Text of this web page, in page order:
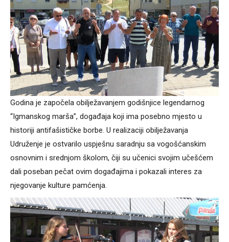
Godina je započela obilježavanjem godišnjice legendarnog
“Igmanskog marša”, događaja koji ima posebno mjesto u
historiji antifašističke borbe. U realizaciji obilježavanja
Udruženje je ostvarilo uspješnu saradnju sa vogošćanskim
osnovnim i srednjom školom, čiji su učenici svojim učešćem
dali poseban pečat ovim događajima i pokazali interes za
njegovanje kulture pamćenja.